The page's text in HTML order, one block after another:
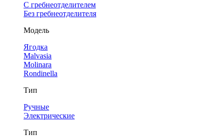
С гребнеотделителем
Без гребнеотделителя
Модель
Ягодка
Malvasia
Molinara
Rondinella
Тип
Ручные
Электрические
Тип